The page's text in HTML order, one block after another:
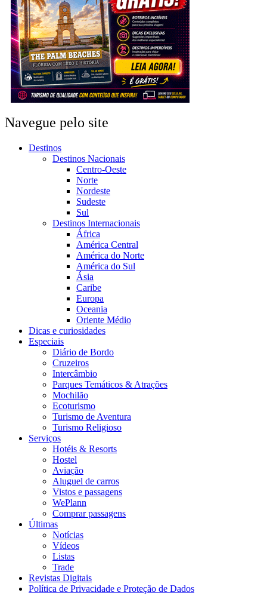
Navegue pelo site
Destinos
Destinos Nacionais
Centro-Oeste
Norte
Nordeste
Sudeste
Sul
Destinos Internacionais
África
América Central
América do Norte
América do Sul
Ásia
Caribe
Europa
Oceania
Oriente Médio
Dicas e curiosidades
Especiais
Diário de Bordo
Cruzeiros
Intercâmbio
Parques Temáticos & Atrações
Mochilão
Ecoturismo
Turismo de Aventura
Turismo Religioso
Serviços
Hotéis & Resorts
Hostel
Aviação
Aluguel de carros
Vistos e passagens
WePlann
Comprar passagens
Últimas
Notícias
Vídeos
Listas
Trade
Revistas Digitais
Política de Privacidade e Proteção de Dados